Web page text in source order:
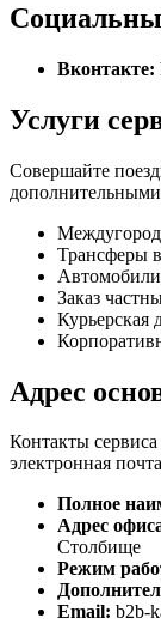
Вконтакте:
Услуги
Совершайте
Трансферы
Заказ
Курьерская
Адрес
Контакты
электронная
Полное
Адрес
Столбище
Режим
Email: b2b-